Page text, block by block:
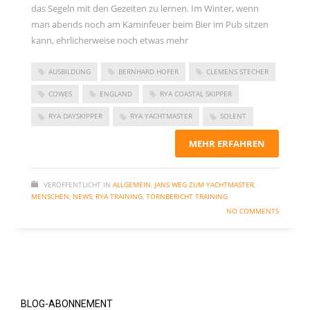
November 2023
September 2023
Mai 2023
März 2023
Dezember 2022
Februar 2022
April 2021
das Segeln mit den Gezeiten zu lernen. Im Winter, wenn
man abends noch am Kaminfeuer beim Bier im Pub sitzen
kann, ehrlicherweise noch etwas mehr
AUSBILDUNG BERNHARD HOFER CLEMENS STECHER
COWES ENGLAND RYA COASTAL SKIPPER
RYA DAYSKIPPER RYA YACHTMASTER SOLENT
MEHR ERFAHREN
VERÖFFENTLICHT IN ALLGEMEIN JANS WEG ZUM YACHTMASTER
MENSCHEN NEWS RYA TRAINING TÖRNBERICHT TRAINING
NO COMMENTS
BLOG-ABONNEMENT